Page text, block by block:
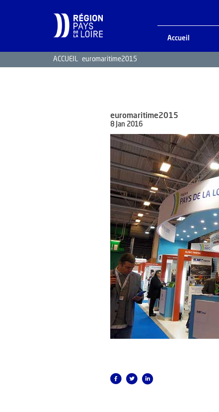
Accueil
ACCUEIL euromaritime2015
euromaritime2015
8 Jan 2016